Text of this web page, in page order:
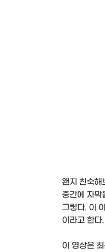
왠지 친숙해
중간에 자막
그렇다. 이
이라고 한다
이 영상은